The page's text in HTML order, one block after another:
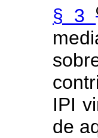
§ 3
IPI
de